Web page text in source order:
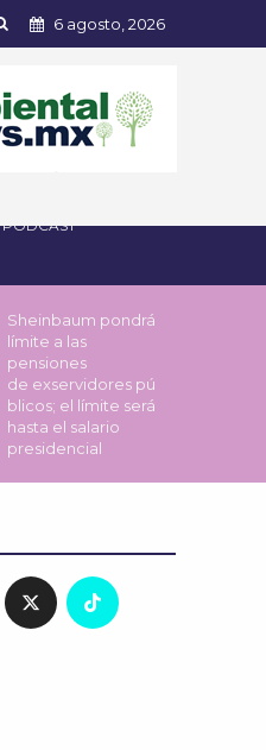
6 agosto, 2026
PODCAST
Sheinbaum pondrá
límite a las
pensiones
de exservidores pú
blicos; el límite será
hasta el salario
presidencial